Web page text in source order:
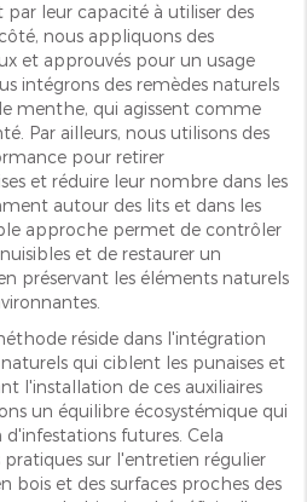
par leur capacité à utiliser des
nous appliquons des
et approuvés pour un usage
intégrons des remèdes naturels
menthe, qui agissent comme
Par ailleurs, nous utilisons des
pour retirer
et réduire leur nombre dans les
autour des lits et dans les
approche permet de contrôler
et de restaurer un
préservant les éléments naturels
réside dans l'intégration
qui ciblent les punaises et
l'installation de ces auxiliaires
un équilibre écosystémique qui
futures. Cela
sur l'entretien régulier
bois et des surfaces proches des